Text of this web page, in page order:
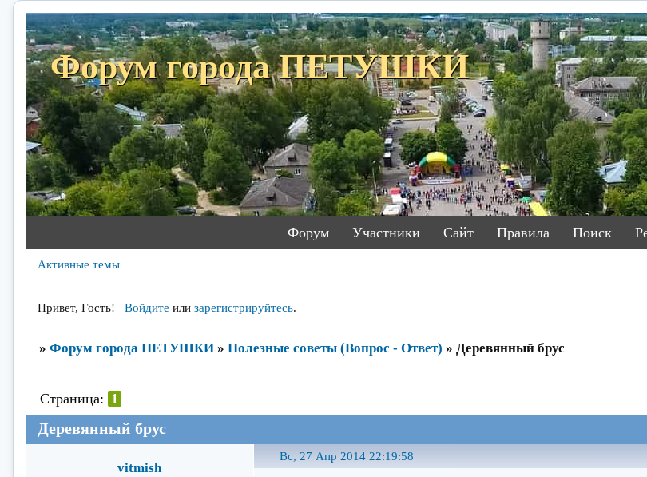
Форум города ПЕТУШКИ
Форум Участники Сайт Правила Поиск
Активные темы
Привет, Гость! Войдите или зарегистрируйтесь.
» Форум города ПЕТУШКИ » Полезные советы (Вопрос - Ответ) » Деревянный брус
Деревянный брус
Страница: 1
Вс, 27 Апр 2014 22:19:58
vitmish